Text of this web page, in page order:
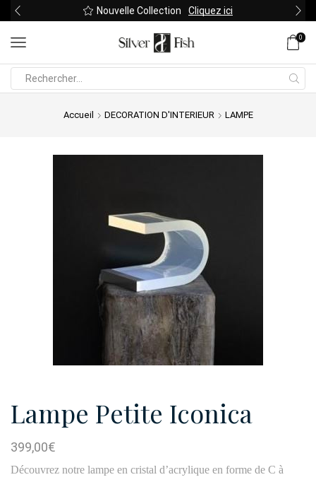
Nouvelle Collection Cliquez ici
0
Accueil DECORATION D'INTERIEUR LAMPE
Lampe Petite Iconica
399,00€
Découvrez notre lampe en cristal d’acrylique en forme de C à